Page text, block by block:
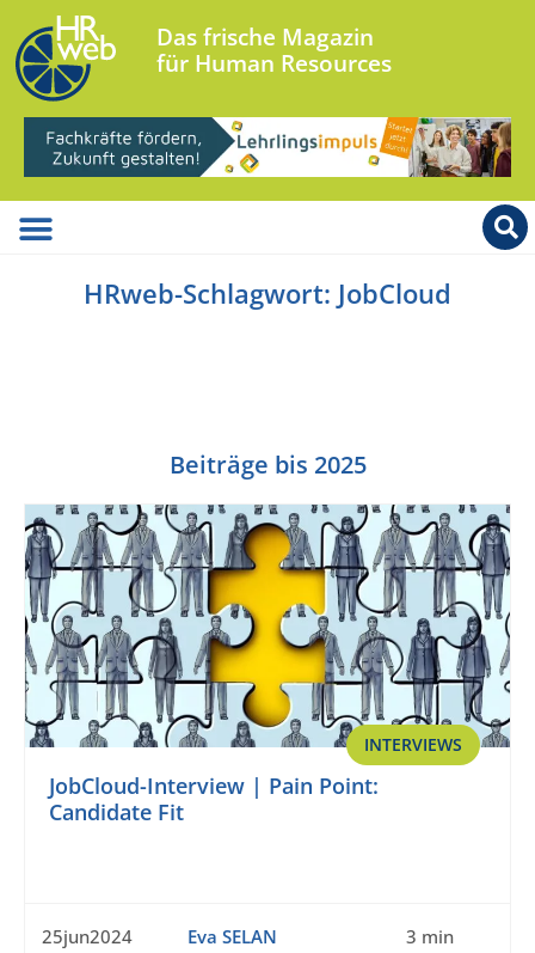
Das frische Magazin
für Human Resources
HRweb-Schlagwort: JobCloud
Beiträge bis 2025
INTERVIEWS
JobCloud-Interview | Pain Point:
Candidate Fit
25jun2024 Eva SELAN 3 min